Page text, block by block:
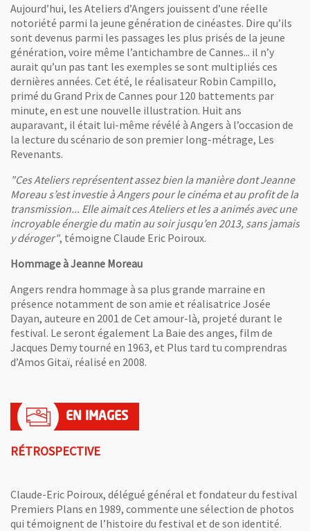
Aujourd’hui, les Ateliers d’Angers jouissent d’une réelle
notoriété parmi la jeune génération de cinéastes. Dire qu’ils
sont devenus parmi les passages les plus prisés de la jeune
génération, voire même l’antichambre de Cannes... il n’y
aurait qu’un pas tant les exemples se sont multipliés ces
dernières années. Cet été, le réalisateur Robin Campillo,
primé du Grand Prix de Cannes pour 120 battements par
minute, en est une nouvelle illustration. Huit ans
auparavant, il était lui-même révélé à Angers à l’occasion de
la lecture du scénario de son premier long-métrage, Les
Revenants.
"Ces Ateliers représentent assez bien la manière dont Jeanne
Moreau s’est investie à Angers pour le cinéma et au profit de la
transmission... Elle aimait ces Ateliers et les a animés avec une
incroyable énergie du matin au soir jusqu’en 2013, sans jamais
y déroger", témoigne Claude Eric Poiroux.
Hommage à Jeanne Moreau
Angers rendra hommage à sa plus grande marraine en
présence notamment de son amie et réalisatrice Josée
Dayan, auteure en 2001 de Cet amour-là, projeté durant le
festival. Le seront également La Baie des anges, film de
Jacques Demy tourné en 1963, et Plus tard tu comprendras
d’Amos Gitaï, réalisé en 2008.
RÉTROSPECTIVE
Claude-Eric Poiroux, délégué général et fondateur du festival
Premiers Plans en 1989, commente une sélection de photos
qui témoignent de l’histoire du festival et de son identité.